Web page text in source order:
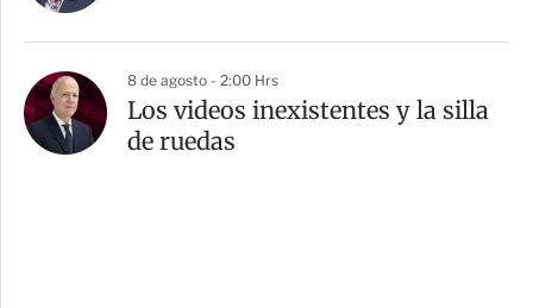
8 de agosto - 2:00 Hrs
Los videos inexistentes y la silla
de ruedas